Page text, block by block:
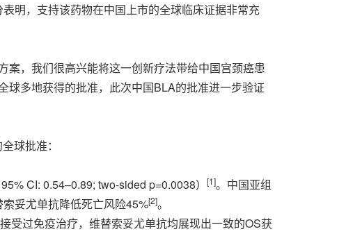
明，支持该药物在中国上市的全球临床证据非常充
，我们很高兴能将这一创新疗法带给中国宫颈癌患
球多地获得的批准，此次中国BLA的批准进一步验证
球批准：
CI: 0.54–0.89; two-sided p=0.0038） [1]。中国亚组
妥尤单抗降低死亡风险45%[2]。
受过免疫治疗，维替索妥尤单抗均展现出一致的OS获